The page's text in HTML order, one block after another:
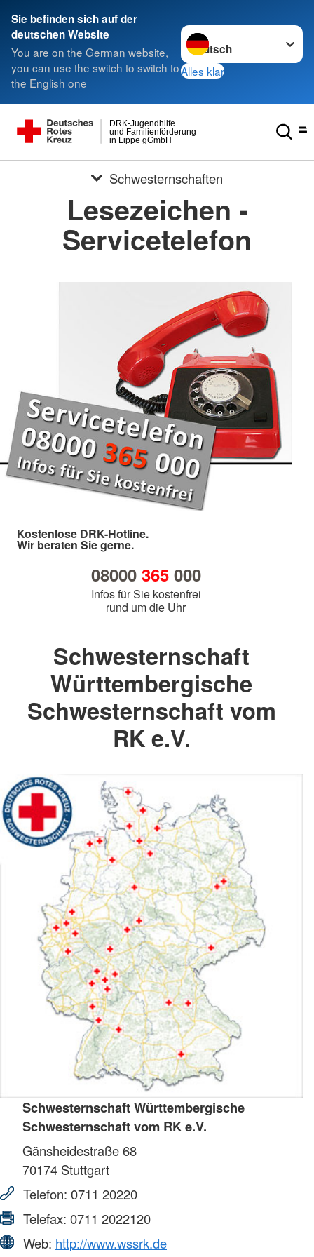
Sie befinden sich auf der
deutschen Website
You are on the German website,
you can use the switch to switch to
the English one
Sprache wechseln zu
Alles klar
in Lippe gGmbH
und Familienförderung
DRK-Jugendhilfe
Schwesternschaften
Lesezeichen -
Servicetelefon
Kostenlose DRK-Hotline.
Wir beraten Sie gerne.
08000 365000
Infos für Sie kostenfrei
rund um die Uhr
Schwesternschaft
Württembergische
Schwesternschaft vom
RK e.V.
Schwesternschaft Württembergische
Schwesternschaft vom RK e.V.
Gänsheidestraße 68
70174 Stuttgart
Telefon: 0711 20220
Telefax: 0711 2022120
Web: http://www.wssrk.de